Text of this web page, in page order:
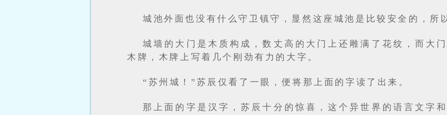
城池外面也没有什么守卫镇守，显然这座城池是比较安全的，所
城墙的大门是木质构成，数丈高的大门上还雕满了花纹，而大
木牌，木牌上写着几个刚劲有力的大字。
“苏州城！”苏辰仅看了一眼，便将那上面的字读了出来。
那上面的字是汉字，苏辰十分的惊喜，这个异世界的语言文字